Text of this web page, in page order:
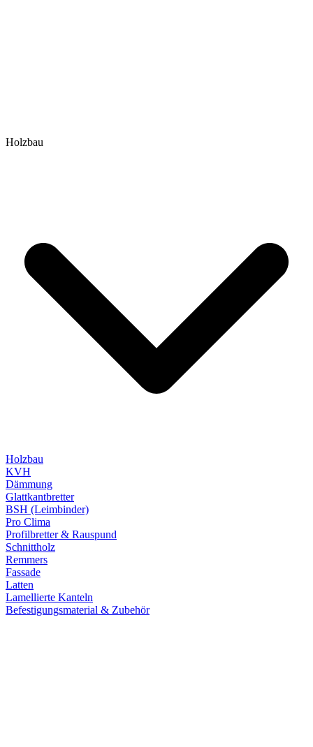
Holzbau
Holzbau
KVH
Dämmung
Glattkantbretter
BSH (Leimbinder)
Pro Clima
Profilbretter & Rauspund
Schnittholz
Remmers
Fassade
Latten
Lamellierte Kanteln
Befestigungsmaterial & Zubehör